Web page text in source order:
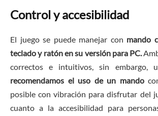
Control y accesibilidad
El juego se puede manejar con mando
teclado y ratón en su versión para PC.
correctos e intuitivos, sin embargo,
recomendamos el uso de un mando
posible con vibración para disfrutar del
cuanto a la accesibilidad para